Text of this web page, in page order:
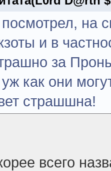
на
и в
за
как они
страшшна!
всего